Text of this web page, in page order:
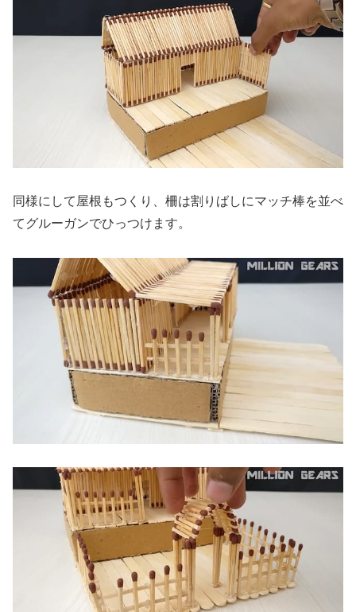
同様にして屋根もつくり、柵は割りばしにマッチ棒を並べ
てグルーガンでひっつけます。